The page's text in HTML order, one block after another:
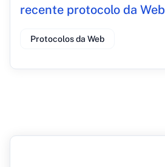
recente protocolo da Web
Protocolos da Web